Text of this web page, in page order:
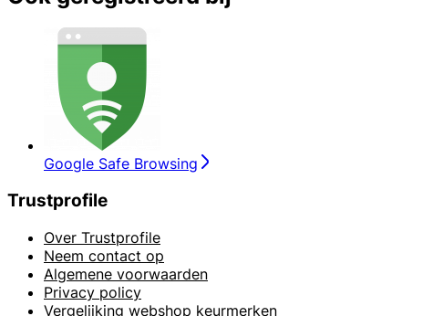
Google Safe Browsing
Trustprofile
Over Trustprofile
Neem contact op
Algemene voorwaarden
Privacy policy
Vergelijking webshop keurmerken